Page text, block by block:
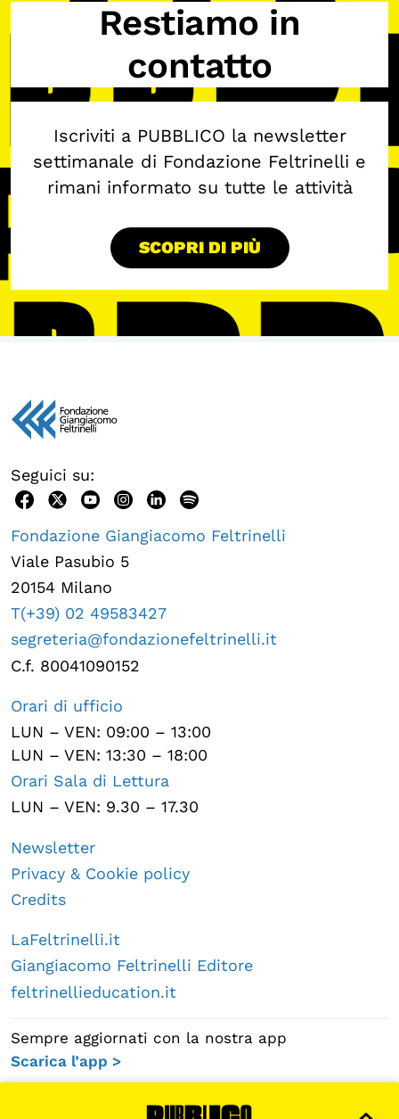
Restiamo in
contatto
Iscriviti a PUBBLICO la newsletter
settimanale di Fondazione Feltrinelli e
rimani informato su tutte le attività
SCOPRI DI PIÙ
Seguici su:
Fondazione Giangiacomo Feltrinelli
Viale Pasubio 5
20154 Milano
T(+39) 02 49583427
segreteria@fondazionefeltrinelli.it
C.f. 80041090152
Orari di ufficio
LUN – VEN: 09:00 – 13:00
LUN – VEN: 13:30 – 18:00
Orari Sala di Lettura
LUN – VEN: 9.30 – 17.30
Newsletter
Privacy & Cookie policy
Credits
LaFeltrinelli.it
Giangiacomo Feltrinelli Editore
feltrinellieducation.it
Sempre aggiornati con la nostra app
Scarica l’app >